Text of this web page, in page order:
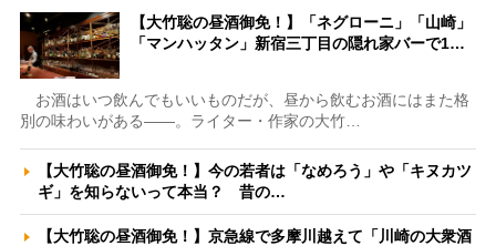
【大竹聡の昼酒御免！】「ネグローニ」「山崎」
「マンハッタン」新宿三丁目の隠れ家バーで1…
お酒はいつ飲んでもいいものだが、昼から飲むお酒にはまた格
別の味わいがある――。ライター・作家の大竹…
【大竹聡の昼酒御免！】今の若者は「なめろう」や「キヌカツ
ギ」を知らないって本当？ 昔の…
【大竹聡の昼酒御免！】京急線で多摩川越えて「川崎の大衆酒